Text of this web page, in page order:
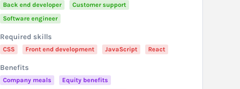
Back end developer
Customer support
Software engineer
Required skills
CSS Front end development JavaScript React
Benefits
Company meals
Equity benefits